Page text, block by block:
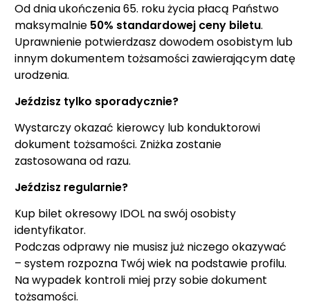
Od dnia ukończenia 65. roku życia płacą Państwo
maksymalnie 50% standardowej ceny biletu.
Uprawnienie potwierdzasz dowodem osobistym lub
innym dokumentem tożsamości zawierającym datę
urodzenia.
Jeździsz tylko sporadycznie?
Wystarczy okazać kierowcy lub konduktorowi
dokument tożsamości. Zniżka zostanie
zastosowana od razu.
Jeździsz regularnie?
Kup bilet okresowy IDOL na swój osobisty
identyfikator.
Podczas odprawy nie musisz już niczego okazywać
– system rozpozna Twój wiek na podstawie profilu.
Na wypadek kontroli miej przy sobie dokument
tożsamości.